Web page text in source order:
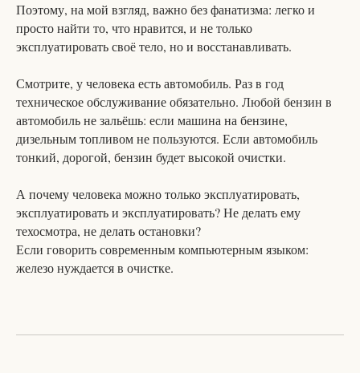
Поэтому, на мой взгляд, важно без фанатизма: легко и
просто найти то, что нравится, и не только
эксплуатировать своё тело, но и восстанавливать.
Смотрите, у человека есть автомобиль. Раз в год
техническое обслуживание обязательно. Любой бензин в
автомобиль не зальёшь: если машина на бензине,
дизельным топливом не пользуются. Если автомобиль
тонкий, дорогой, бензин будет высокой очистки.
А почему человека можно только эксплуатировать,
эксплуатировать и эксплуатировать? Не делать ему
техосмотра, не делать остановки?
Если говорить современным компьютерным языком:
железо нуждается в очистке.